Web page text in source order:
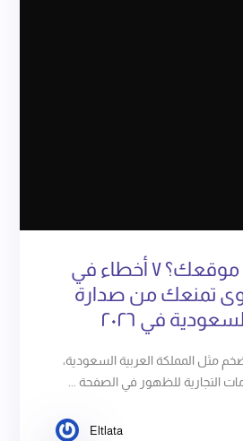
لماذا يختفي موقعك؟ ٧ أخطاء في
تمنعك من صدارة
في ٢٠٢٦
Eltlata
مثل المملكة العربية السعودية،
التجارية للظهور في الصفحة ...